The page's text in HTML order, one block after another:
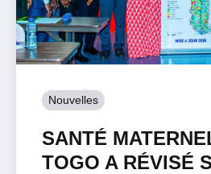
Nouvelles
SANTÉ
TOGO A RÉVISÉ